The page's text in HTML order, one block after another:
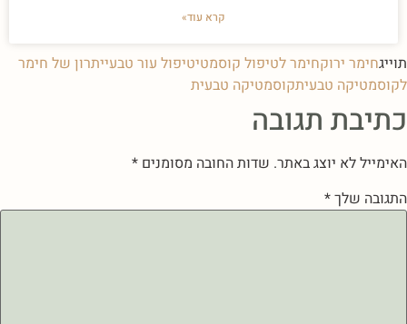
קרא עוד»
תוייגחימר ירוקחימר לטיפול קוסמטיטיפול עור טבעייתרון של חימר
לקוסמטיקה טבעיתקוסמטיקה טבעית
כתיבת תגובה
האימייל לא יוצג באתר. שדות החובה מסומנים *
התגובה שלך*